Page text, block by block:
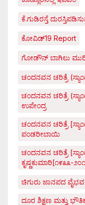
ಕೆ.ಗುಡಿರಸ್ತೆ
ಕೋವಿಡ್‌19 Report
ಗೋಡೌನ್ ಬಾಗಿಲು
ಚಂದನವನ ಚರಿತ್ರೆ
ಚಂದನವನ ಚರಿತ್ರೆ
ಉಪೇಂದ್ರ
ಚಂದನವನ ಚರಿತ್ರೆ
ಪಂಡರೀಬಾಯಿ
ಚಂದನವನ ಚರಿತ್ರೆ
ಕೃಷ್ಣಕುಮಾರಿ[೧೯೩೩-
ಚಿಗುರು ಜಾನಪದ
ದೂರ ಶಿಕ್ಷಣ ಮತ್ತು ಭೌತಿಕ